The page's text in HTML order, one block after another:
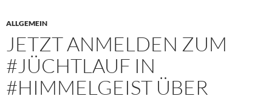
ALLGEMEIN
JETZT ANMELDEN ZUM
#JÜCHTLAUF IN
#HIMMELGEIST ÜBER